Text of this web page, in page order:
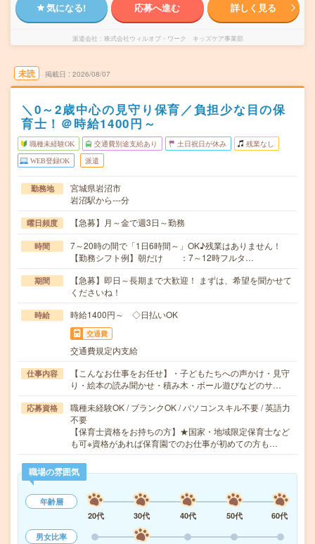
気になる! 応募へ進む 詳しく見る
派遣会社 株式会社ウィルオブ・ワーク キッズケア事業部
未読 掲載日 2026/08/07
＼0～2歳中心の見守り保育／負担少な目の保
育士！＠時給1400円～
職種未経験OK 交通費別途支給あり 土日祝日が休み 残業なし
WEB登録OK 派遣
勤務地
宮城県岩沼市
岩沼駅から---分
曜日頻度 【急募】月～金で週3日～勤務
時間
7～20時の間で「1日6時間～」OK♪残業はありません！
【勤務シフト例】朝だけ ：7～12時フルタ…
期間
【急募】即日～長期まで大歓迎！ まずは、希望を聞かせて
くださいね！
時給 時給1400円～ ◇日払いOK
交通費
交通費規定内支給
仕事内容
【こんなお仕事をお任せ】・子どもたちへの声かけ・見守
り・絵本の読み聞かせ・積み木・ボール遊びなどのサ…
応募資格
職種未経験OK / ブランクOK / パソコンスキル不要 / 英語力
不要
【保育士資格をお持ちの方】★国家・地域限定保育士など
も可※資格があれば保育園でのお仕事が初めての方も…
職場の雰囲気
年齢層
20代
30代 40代 50代
60代
男女比率